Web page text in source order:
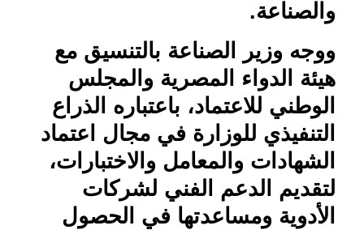
والصناعة.
ووجه وزير الصناعة بالتنسيق مع
هيئة الدواء المصرية والمجلس
الوطني للاعتماد، باعتباره الذراع
التنفيذي للوزارة في مجال اعتماد
الشهادات والمعامل والاختبارات،
لتقديم الدعم الفني لشركات
الأدوية ومساعدتها في الحصول